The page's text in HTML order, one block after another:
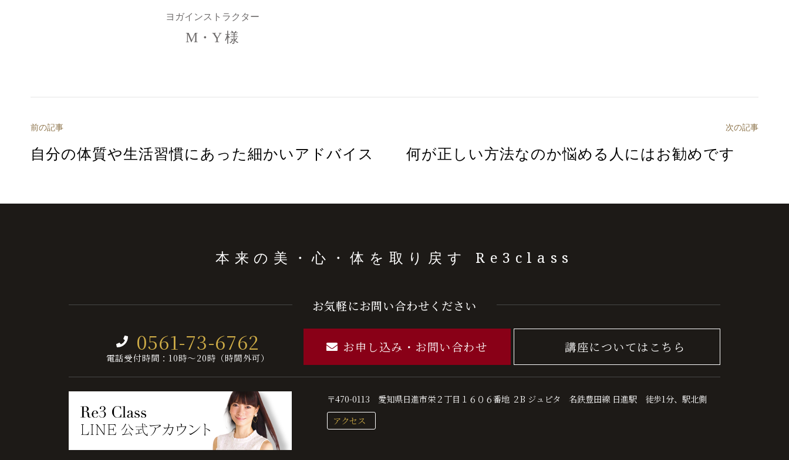
ヨガインストラクター
M・Y 様
前の記事
自分の体質や生活習慣にあった細かいアドバイス
次の記事
何が正しい方法なのか悩める人にはお勧めです
本来の美・心・体を取り戻す Re3class
お気軽にお問い合わせください
0561-73-6762
電話受付時間：10時～20時（時間外可）
お申し込み・お問い合わせ 講座についてはこちら
〒470-0113 愛知県日進市栄２丁目１６０６番地 ２B ジュピタ 名鉄豊田線 日進駅 徒歩1分、駅北側
アクセス